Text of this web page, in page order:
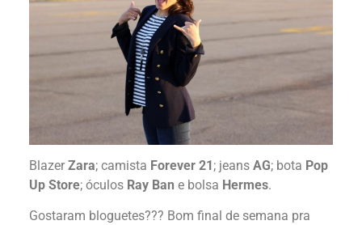
Blazer Zara; camista Forever 21; jeans AG; bota Pop
Up Store; óculos Ray Ban e bolsa Hermes.
Gostaram bloguetes??? Bom final de semana pra